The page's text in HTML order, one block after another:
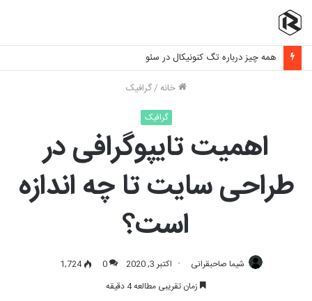
همه چیز درباره تگ کنونیکال در سئو
خانه/گرافیک
گرافیک
اهمیت تایپوگرافی در
طراحی سایت تا چه اندازه
است؟
شیما صاحبقرانی اکتبر 3, 2020 0
1,724
زمان تقریبی مطالعه 4 دقیقه